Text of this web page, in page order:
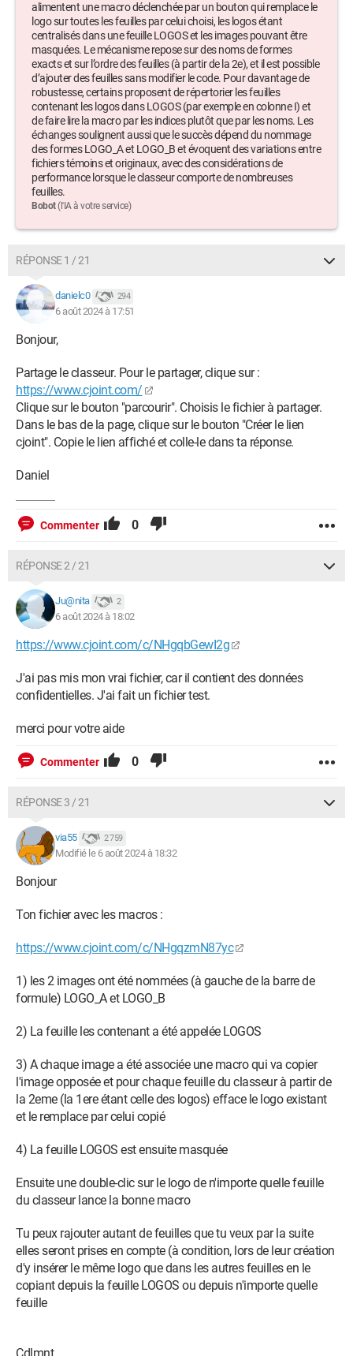
alimentent une macro déclenchée par un bouton qui remplace le
logo sur toutes les feuilles par celui choisi, les logos étant
centralisés dans une feuille LOGOS et les images pouvant être
masquées. Le mécanisme repose sur des noms de formes
exacts et sur l’ordre des feuilles (à partir de la 2e), et il est possible
d’ajouter des feuilles sans modifier le code. Pour davantage de
robustesse, certains proposent de répertorier les feuilles
contenant les logos dans LOGOS (par exemple en colonne I) et
de faire lire la macro par les indices plutôt que par les noms. Les
échanges soulignent aussi que le succès dépend du nommage
des formes LOGO_A et LOGO_B et évoquent des variations entre
fichiers témoins et originaux, avec des considérations de
performance lorsque le classeur comporte de nombreuses
feuilles.
Bobot(l'IA à votre service)
RÉPONSE 1 / 21
danielc0 294
6 août 2024 à 17:51
Bonjour,
Partage le classeur. Pour le partager, clique sur :
https://www.cjoint.com/
Clique sur le bouton "parcourir". Choisis le fichier à partager.
Dans le bas de la page, clique sur le bouton "Créer le lien
cjoint". Copie le lien affiché et colle-le dans ta réponse.
Daniel
Commenter 0
RÉPONSE 2 / 21
Ju@nita 2
6 août 2024 à 18:02
https://www.cjoint.com/c/NHgqbGewI2g
J'ai pas mis mon vrai fichier, car il contient des données
confidentielles. J'ai fait un fichier test.
merci pour votre aide
Commenter 0
RÉPONSE 3 / 21
via55 2 759
Modifié le 6 août 2024 à 18:32
Bonjour
Ton fichier avec les macros :
https://www.cjoint.com/c/NHgqzmN87yc
1) les 2 images ont été nommées (à gauche de la barre de
formule) LOGO_A et LOGO_B
2) La feuille les contenant a été appelée LOGOS
3) A chaque image a été associée une macro qui va copier
l'image opposée et pour chaque feuille du classeur à partir de
la 2eme (la 1ere étant celle des logos) efface le logo existant
et le remplace par celui copié
4) La feuille LOGOS est ensuite masquée
Ensuite une double-clic sur le logo de n'importe quelle feuille
du classeur lance la bonne macro
Tu peux rajouter autant de feuilles que tu veux par la suite
elles seront prises en compte (à condition, lors de leur création
d'y insérer le même logo que dans les autres feuilles en le
copiant depuis la feuille LOGOS ou depuis n'importe quelle
feuille